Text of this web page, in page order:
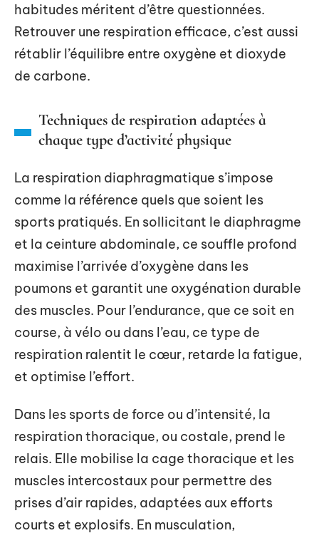
habitudes méritent d’être questionnées.
Retrouver une respiration efficace, c’est aussi
rétablir l’équilibre entre oxygène et dioxyde
de carbone.
Techniques de respiration adaptées à
chaque type d’activité physique
La respiration diaphragmatique s’impose
comme la référence quels que soient les
sports pratiqués. En sollicitant le diaphragme
et la ceinture abdominale, ce souffle profond
maximise l’arrivée d’oxygène dans les
poumons et garantit une oxygénation durable
des muscles. Pour l’endurance, que ce soit en
course, à vélo ou dans l’eau, ce type de
respiration ralentit le cœur, retarde la fatigue,
et optimise l’effort.
Dans les sports de force ou d’intensité, la
respiration thoracique, ou costale, prend le
relais. Elle mobilise la cage thoracique et les
muscles intercostaux pour permettre des
prises d’air rapides, adaptées aux efforts
courts et explosifs. En musculation,